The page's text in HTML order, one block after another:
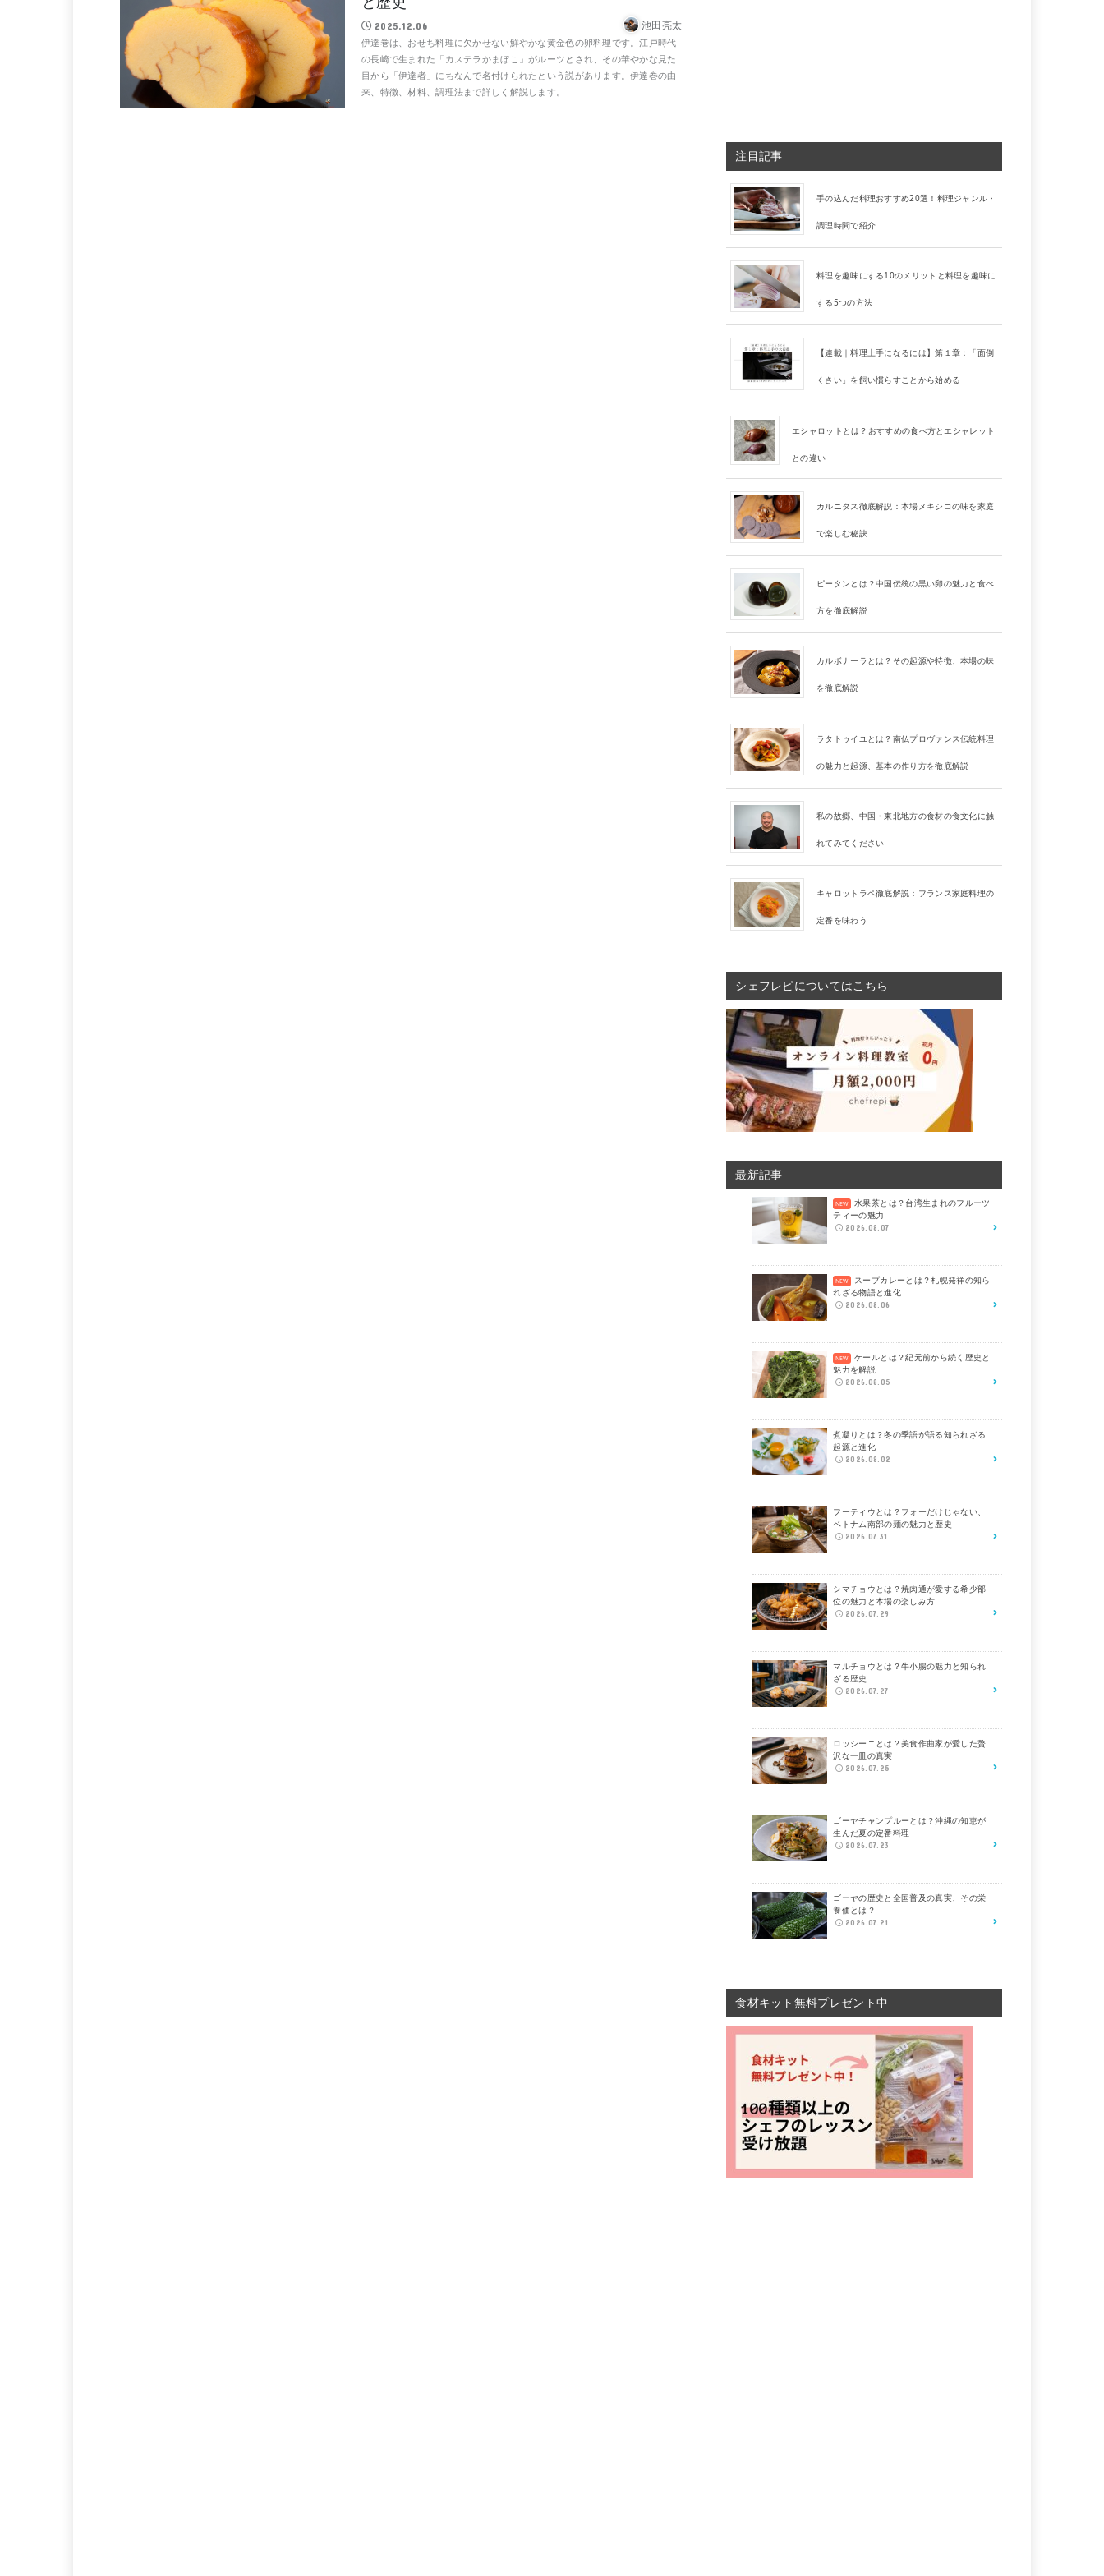
2025.12.06 池田亮太
伊達巻は、おせち料理に欠かせない鮮やかな黄金色の卵料理です。江戸時代
の長崎で生まれた「カステラかまぼこ」がルーツとされ、その華やかな見た
目から「伊達者」にちなんで名付けられたという説があります。伊達巻の由
来、特徴、材料、調理法まで詳しく解説します。
注目記事
手の込んだ料理おすすめ20選！料理ジャンル・
調理時間で紹介
料理を趣味にする10のメリットと料理を趣味に
する5つの方法
【連載｜料理上手になるには】第１章：「面倒
くさい」を飼い慣らすことから始める
エシャロットとは？おすすめの食べ方とエシャレット
との違い
カルニタス徹底解説：本場メキシコの味を家庭
で楽しむ秘訣
ピータンとは？中国伝統の黒い卵の魅力と食べ
方を徹底解説
カルボナーラとは？その起源や特徴、本場の味
を徹底解説
ラタトゥイユとは？南仏プロヴァンス伝統料理
の魅力と起源、基本の作り方を徹底解説
私の故郷、中国・東北地方の食材の食文化に触
れてみてください
キャロットラペ徹底解説：フランス家庭料理の
定番を味わう
シェフレピについてはこちら
最新記事
水果茶とは？台湾生まれのフルーツ
ティーの魅力
2026.08.07
スープカレーとは？札幌発祥の知ら
れざる物語と進化
2026.08.06
ケールとは？紀元前から続く歴史と
魅力を解説
2026.08.05
煮凝りとは？冬の季語が語る知られざる
起源と進化
2026.08.02
フーティウとは？フォーだけじゃない、
ベトナム南部の麺の魅力と歴史
2026.07.31
シマチョウとは？焼肉通が愛する希少部
位の魅力と本場の楽しみ方
2026.07.29
マルチョウとは？牛小腸の魅力と知られ
ざる歴史
2026.07.27
ロッシーニとは？美食作曲家が愛した贅
沢な一皿の真実
2026.07.25
ゴーヤチャンプルーとは？沖縄の知恵が
生んだ夏の定番料理
2026.07.23
ゴーヤの歴史と全国普及の真実、その栄
養価とは？
2026.07.21
食材キット無料プレゼント中